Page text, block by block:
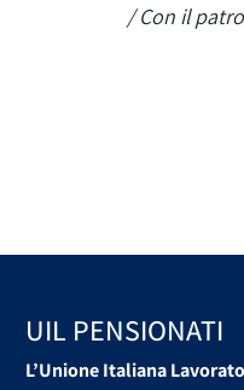
/ Con il
UIL PENSIONATI
L’Unione Italiana